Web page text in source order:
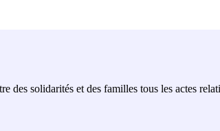
des solidarités et des familles tous les actes